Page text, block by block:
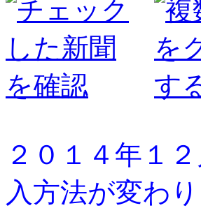
２０１４年１
入方法が変わ